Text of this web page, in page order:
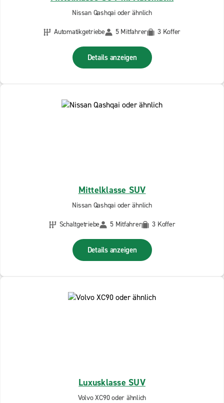
Nissan Qashqai oder ähnlich
Automatikgetriebe
5 Mitfahrer 3 Koffer
Details anzeigen
Mittelklasse SUV
Nissan Qashqai oder ähnlich
Schaltgetriebe
5 Mitfahrer 3 Koffer
Details anzeigen
Luxusklasse SUV
Volvo XC90 oder ähnlich